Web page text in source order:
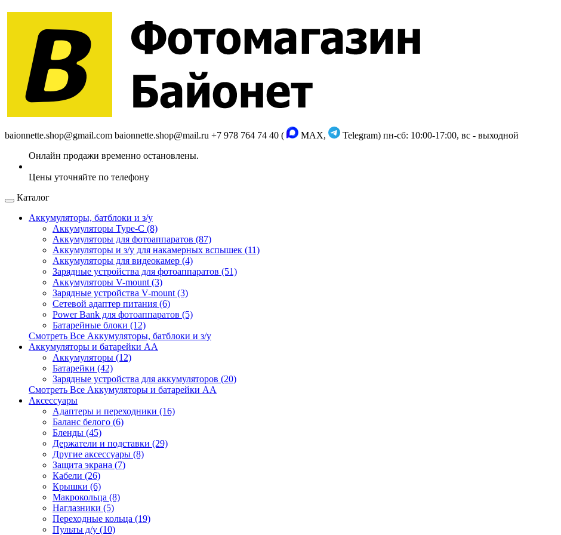
baionnette.shop@gmail.com baionnette.shop@mail.ru +7 978 764 74 40 ( MAX, Telegram) пн-сб: 10:00-17:00, вс - выходной
Каталог
Аккумуляторы, батблоки и з/у
Аккумуляторы Type-C (8)
Аккумуляторы для фотоаппаратов (87)
Аккумуляторы и з/у для накамерных вспышек (11)
Аккумуляторы для видеокамер (4)
Зарядные устройства для фотоаппаратов (51)
Аккумуляторы V-mount (3)
Зарядные устройства V-mount (3)
Сетевой адаптер питания (6)
Power Bank для фотоаппаратов (5)
Батарейные блоки (12)
Смотреть Все Аккумуляторы, батблоки и з/у
Аккумуляторы и батарейки AA
Аккумуляторы (12)
Батарейки (42)
Зарядные устройства для аккумуляторов (20)
Смотреть Все Аккумуляторы и батарейки AA
Аксессуары
Адаптеры и переходники (16)
Баланс белого (6)
Бленды (45)
Держатели и подставки (29)
Другие аксессуары (8)
Защита экрана (7)
Кабели (26)
Крышки (6)
Макрокольца (8)
Наглазники (5)
Переходные кольца (19)
Пульты д/у (10)